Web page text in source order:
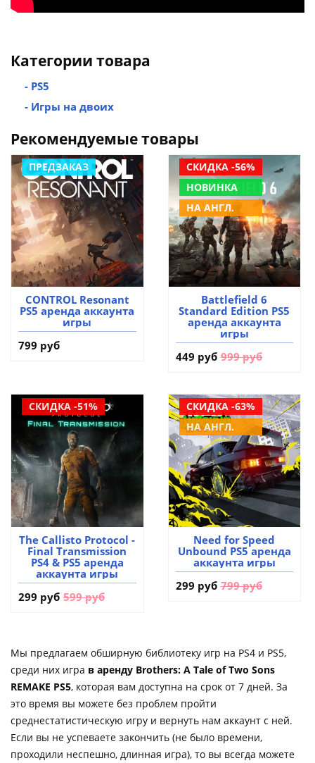
Категории товара
- PS5
- Игры на двоих
Рекомендуемые товары
ПРЕДЗАКАЗ
CONTROL Resonant
PS5 аренда аккаунта
игры
799 руб
СКИДКА -56%
НОВИНКА
НА АНГЛ.
Battlefield 6
Standard Edition PS5
аренда аккаунта
игры
449 руб 999 руб
СКИДКА -51%
The Callisto Protocol -
Final Transmission
PS4 & PS5 аренда
аккаунта игры
299 руб 599 руб
СКИДКА -63%
НА АНГЛ.
Need for Speed
Unbound PS5 аренда
аккаунта игры
299 руб 799 руб
Мы предлагаем обширную библиотеку игр на PS4 и PS5,
среди них игра в аренду Brothers: A Tale of Two Sons
REMAKE PS5, которая вам доступна на срок от 7 дней. За
это время вы можете без проблем пройти
среднестатистическую игру и вернуть нам аккаунт с ней.
Если вы не успеваете закончить (не было времени,
проходили неспешно, длинная игра), то вы всегда можете